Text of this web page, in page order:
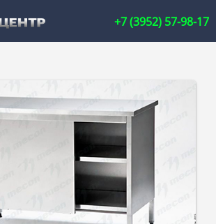
+7 (3952) 57-98-17